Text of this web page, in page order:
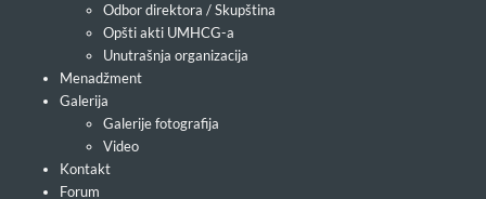
Odbor direktora / Skupština
Opšti akti UMHCG-a
Unutrašnja organizacija
Menadžment
Galerija
Galerije fotografija
Video
Kontakt
Forum